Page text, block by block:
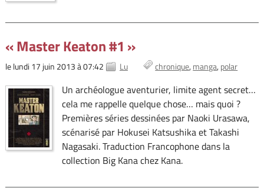
« Master Keaton #1 »
le lundi 17 juin 2013 à 07:42 Lu chronique manga polar
Un archéologue aventurier, limite agent secret…
cela me rappelle quelque chose… mais quoi ?
Premières séries dessinées par Naoki Urasawa,
scénarisé par Hokusei Katsushika et Takashi
Nagasaki. Traduction Francophone dans la
collection Big Kana chez Kana.